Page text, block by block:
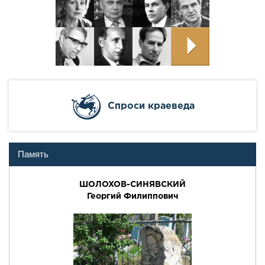
Cпроси краеведа
Память
ШОЛОХОВ-СИНЯВСКИЙ
Георгий Филиппович